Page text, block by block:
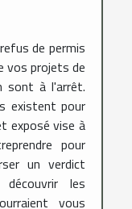
de permis
vos projets de
sont à l'arrêt.
existent pour
exposé vise à
pour
un verdict
les
vous